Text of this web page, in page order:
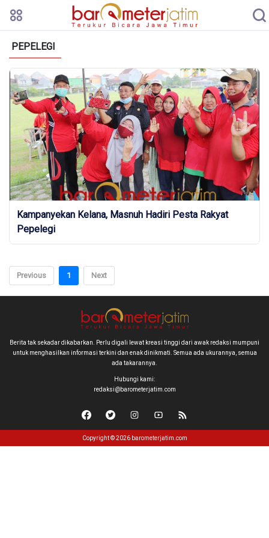
PEPELEGI
Kampanyekan Kelana, Masnuh Hadiri Pesta Rakyat
Pepelegi
Previous 1 Next
Berita tak sekadar dikabarkan. Perlu digali lewat kreasi tinggi dari awak redaksi mumpuni
untuk menghasilkan informasi terkini dan enak dinikmati. Semua ada ukurannya, semua
ada takarannya.
Hubungi kami:
redaksi@barometerjatim.com
Copyright © 2026 barometerjatim.com